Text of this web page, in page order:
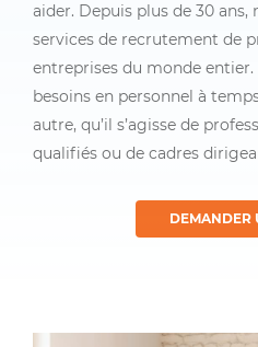
aider. Depuis plus de 30 ans,
services de recrutement de
entreprises du monde
besoins en personnel à
autre, qu’il s’agisse de
qualifiés ou de cadres
DEMANDER